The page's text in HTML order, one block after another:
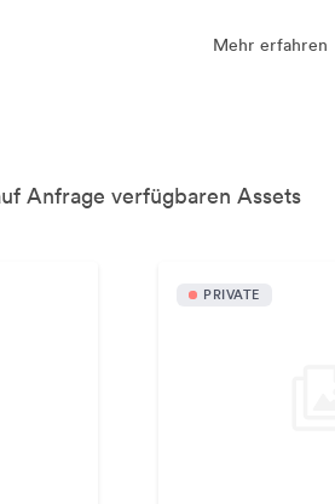
Mehr erfahren
Anfrage verfügbaren Assets
PRIVATE